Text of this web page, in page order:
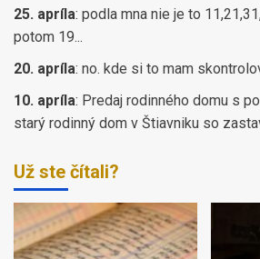
25. apríla: podla mna nie je to
potom 19...
20. apríla: no. kde si to mam
10. apríla: Predaj rodinného domu s
starý rodinný dom v Štiavniku so
Už ste čítali?